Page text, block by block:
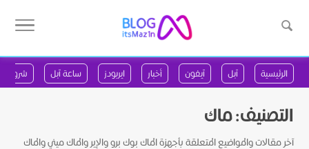
الرئيسية آبل آيفون أخبار ايربودز ساعة آبل شروحات
التصنيف:ماك
آخر مقالات والمواضيع المتعلقة بأجهزة الماك بوك برو والإير والماك ميني والماك